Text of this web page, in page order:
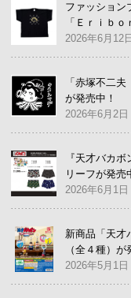
ファッション
「Ｅｒｉｂ
2026年6月12日
「赤塚不二
が発売中！
2026年6月2日
『天才バカ
リーフが発売
2026年6月1日
新商品「天才
（全４種）が
2026年5月1日